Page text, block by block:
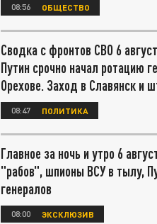
08:56 ОБЩЕСТВО
Сводка с фронтов СВО 6
Путин срочно начал ротацию
Орехове. Заход в Славянск и
08:47 ПОЛИТИКА
Главное за ночь и утро 6
"рабов", шпионы ВСУ в тылу,
генералов
08:00 ЭКСКЛЮЗИВ